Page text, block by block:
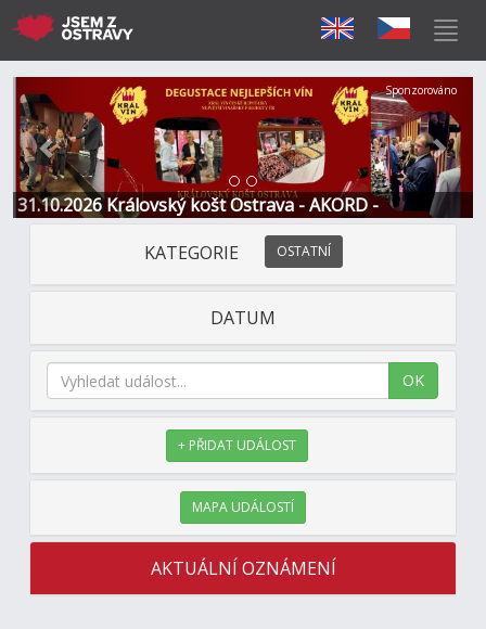
31.10.2026 Královský košt Ostrava - AKORD -
Restaurace a Hotel
Předchozí Další
Sponzorováno
KATEGORIE OSTATNÍ
DATUM
OK
+ PŘIDAT UDÁLOST
MAPA UDÁLOSTÍ
AKTUÁLNÍ OZNÁMENÍ